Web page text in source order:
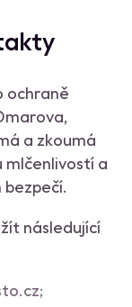
ochraně
a zkoumá
mlčenlivostí a
následující